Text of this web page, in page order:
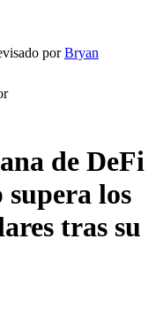
porBryan
de DeFi
los
tras su